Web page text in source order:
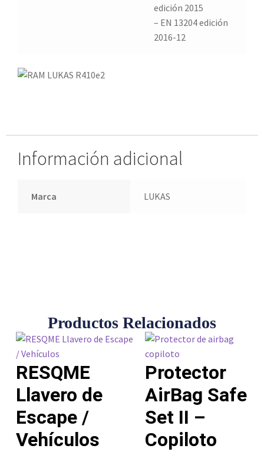
edición 2015
– EN 13204 edición
2016-12
Información adicional
Marca LUKAS
Productos Relacionados
RESQME
Llavero de
Escape /
Vehículos
Protector
AirBag Safe
Set II –
Copiloto